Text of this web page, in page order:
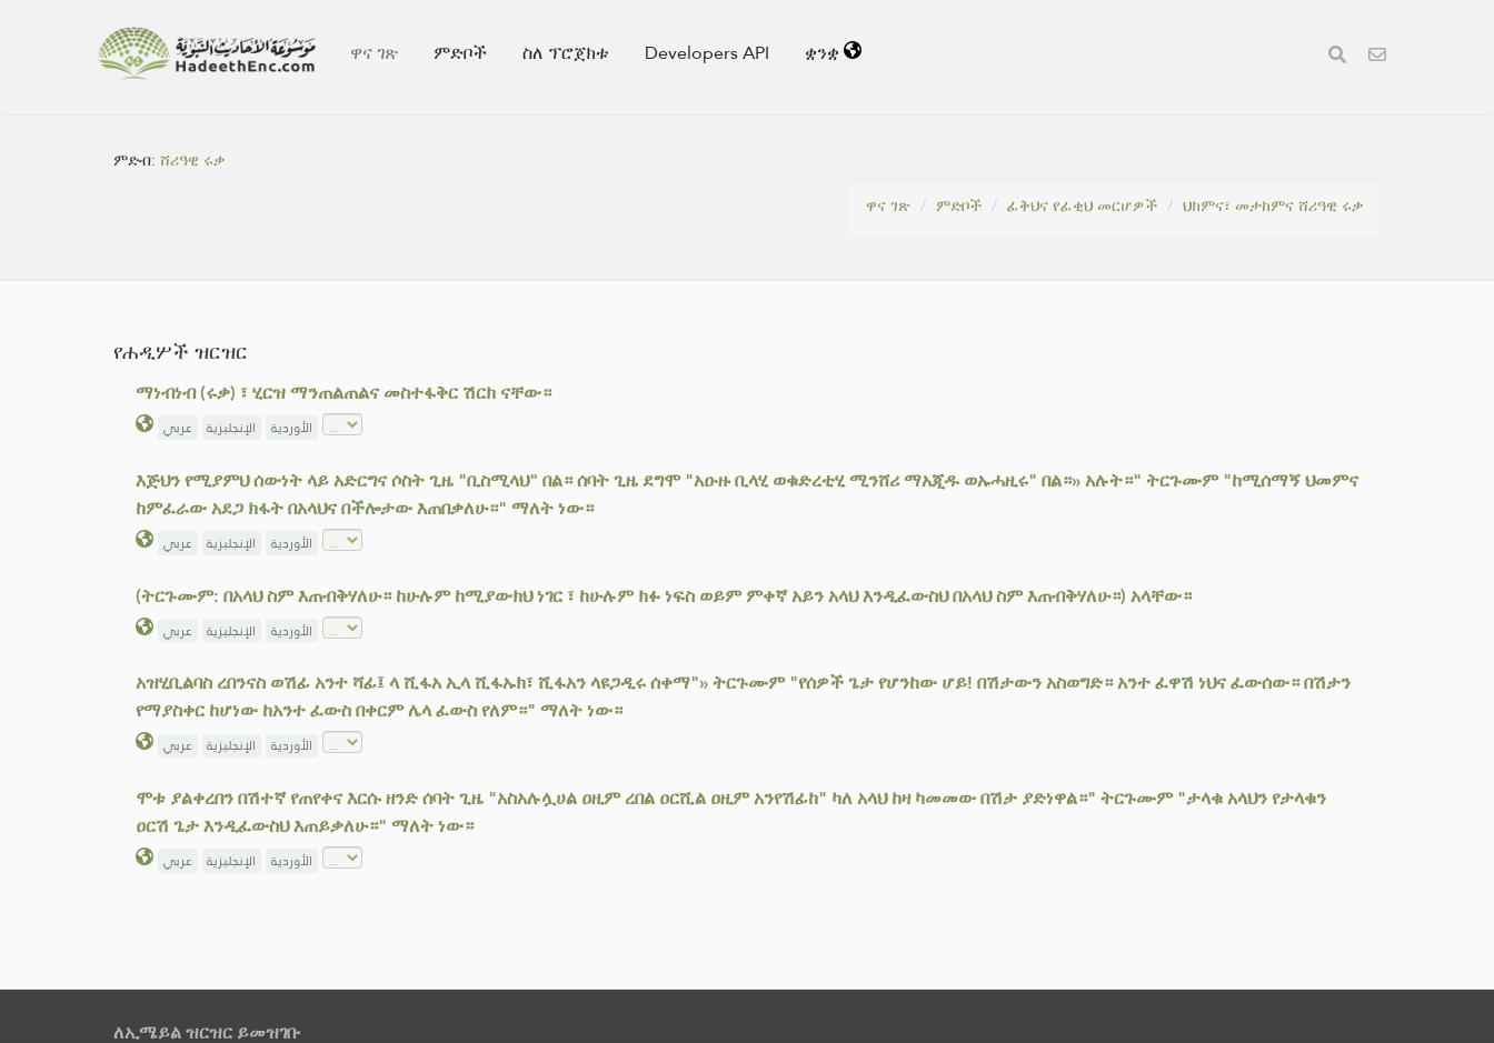
ዋና ገጽ ምድቦች ስለ ፕሮጀክቱ Developers API ቋንቋ
ምድብ: ሸሪዓዊ ሩቃ
ዋና ገጽ
ምድቦች ፊቅህና የፊቂህ መርሆዎች ህክምና፣ መታከምና ሸሪዓዊ ሩቃ
የሐዲሦች ዝርዝር
ማነብነብ (ሩቃ) ፣ ሂርዝ ማንጠልጠልና መስተፋቅር ሽርክ ናቸው።
عربي الإنجليزية الأوردية
እጅህን የሚያምህ ሰውነት ላይ አድርግና ሶስት ጊዜ "ቢስሚላህ" በል። ሰባት ጊዜ ደግሞ "አዑዙ ቢላሂ ወቁድረቲሂ ሚንሸሪ ማአጂዱ ወኡሓዚሩ" በል።» አሉት።" ትርጉሙም "ከሚሰማኝ ህመምና
ከምፈራው አደጋ ክፋት በአላህና በችሎታው እጠበቃለሁ።" ማለት ነው።
عربي الإنجليزية الأوردية
(ትርጉሙም: በአላህ ስም እጠብቅሃለሁ። ከሁሉም ከሚያውክህ ነገር ፣ ከሁሉም ክፉ ነፍስ ወይም ምቀኛ አይን አላህ እንዲፈውስህ በአላህ ስም እጠብቅሃለሁ።) አላቸው።
عربي الإنجليزية الأوردية
አዝሂቢልባስ ረበንናስ ወሽፊ አንተ ሻፊ፤ ላ ሺፋአ ኢላ ሺፋኡክ፣ ሺፋአን ላዩጋዲሩ ሰቀማ"» ትርጉሙም "የሰዎች ጌታ የሆንከው ሆይ! በሽታውን አስወግድ። አንተ ፈዋሽ ነህና ፈውሰው። በሽታን
የማያስቀር ከሆነው ከአንተ ፈውስ በቀርም ሌላ ፈውስ የለም።" ማለት ነው።
عربي الإنجليزية الأوردية
ሞቱ ያልቀረበን በሽተኛ የጠየቀና እርሱ ዘንድ ሰባት ጊዜ "አስአሉሏሀል ዐዚም ረበል ዐርሺል ዐዚም አንየሽፊከ" ካለ አላህ ከዛ ካመመው በሽታ ያድነዋል።" ትርጉሙም "ታላቁ አላህን የታላቁን
ዐርሽ ጌታ እንዲፈውስህ እጠይቃለሁ።" ማለት ነው።
عربي الإنجليزية الأوردية
ለኢሜይል ዝርዝር ይመዝገቡ